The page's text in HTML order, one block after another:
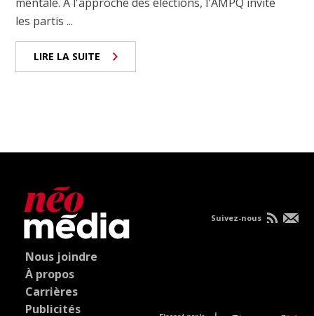
les partis ...
LIRE LA SUITE
Nous joindre
À propos
Carrières
Publicités
Suivez-nous